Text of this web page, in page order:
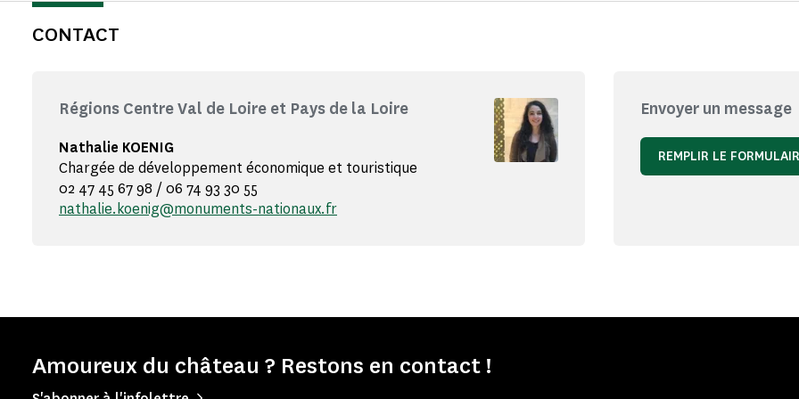
CONTACT
Régions Centre Val de Loire et Pays de la Loire
Nathalie KOENIG
Chargée de développement économique et touristique
02 47 45 67 98 / 06 74 93 30 55
nathalie.koenig@monuments-nationaux.fr
Envoyer un message
REMPLIR LE
Amoureux du château ? Restons en contact !